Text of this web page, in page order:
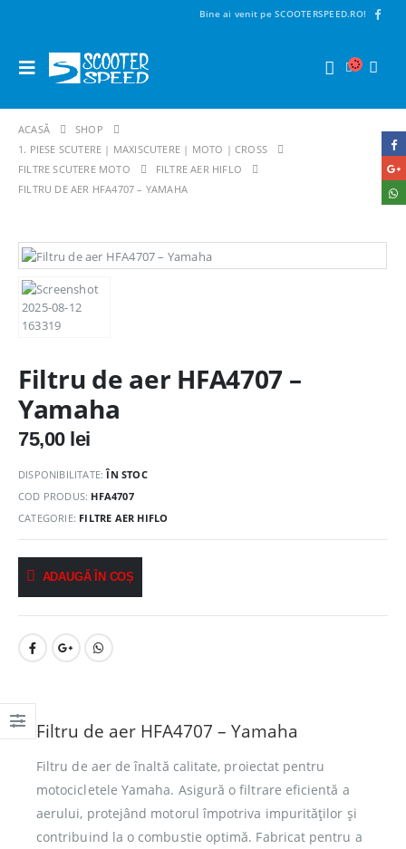
Bine ai venit pe SCOOTERSPEED.RO!
ACASĂ
SHOP
1. PIESE SCUTERE | MAXISCUTERE | MOTO | CROSS
FILTRE SCUTERE MOTO
FILTRE AER HIFLO
FILTRU DE AER HFA4707 – YAMAHA
Filtru de aer HFA4707 –
Yamaha
75,00 lei
DISPONIBILITATE:ÎN STOC
COD PRODUS: HFA4707
CATEGORIE: FILTRE AER HIFLO
ADAUGĂ ÎN COȘ
Filtru de aer HFA4707 – Yamaha
Filtru de aer de înaltă calitate, proiectat pentru
motocicletele Yamaha. Asigură o filtrare eficientă a
aerului, protejând motorul împotriva impurităților și
contribuind la o combustie optimă. Fabricat pentru a